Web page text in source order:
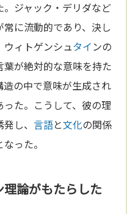
ジャック・デリダなど
に流動的であり、決し
ィトゲンシュタインの
が絶対的な意味を持た
の中で意味が生成され
た。こうして、彼の理
発し、言語と文化の関係
った。
論がもたらした